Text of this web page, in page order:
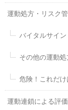
運動処方・リスク
バイタルサイン
その他の運動
危険！これだ
運動連鎖による評